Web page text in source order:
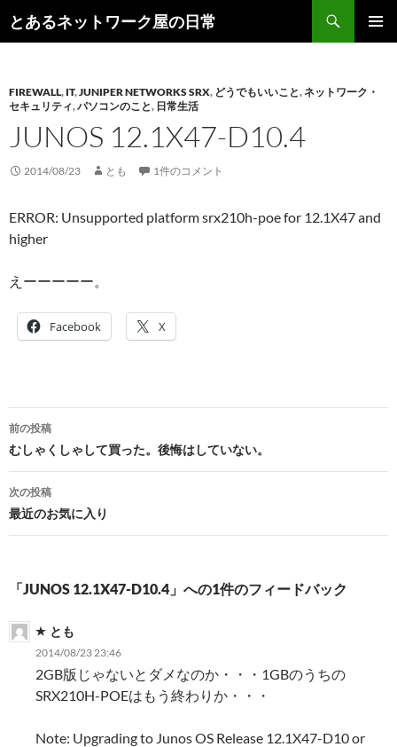
ン
ツ
へ
ッ
とあるネットワーク屋の日常
索
FIREWALL, IT,JUNIPER NETWORKS SRX, どうでもいいこと,ネットワーク・
セキュリティ,パソコンのこと, 日常生活
JUNOS 12.1X47-D10.4
2014/08/23 とも 1件のコメント
ERROR: Unsupported platform srx210h-poe for 12.1X47 and
higher
えーーーーー。
Facebook X
投
稿
ナ
ビ
ゲ
ー
ョ
前の投稿
むしゃくしゃして買った。後悔はしていない。
次の投稿
最近のお気に入り
「JUNOS 12.1X47-D10.4」への1件のフィードバック
とも
2014/08/23 23:46
2GB版じゃないとダメなのか・・・1GBのうちの
SRX210H-POEはもう終わりか・・・
Note: Upgrading to Junos OS Release 12.1X47-D10 or